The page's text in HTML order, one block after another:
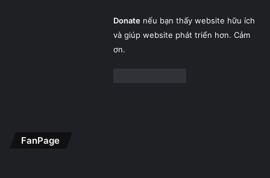
Donatenếu bạn thấy website hữu ích
và giúp website phát triển hơn. Cảm
ơn.
FanPage